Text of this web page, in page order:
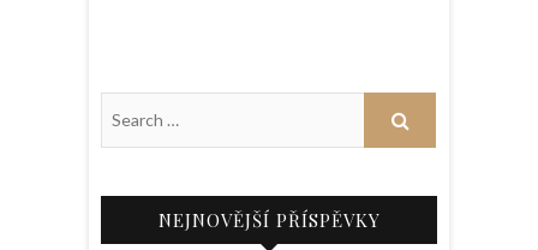
NEJNOVĚJŠÍ PŘÍSPĚVKY